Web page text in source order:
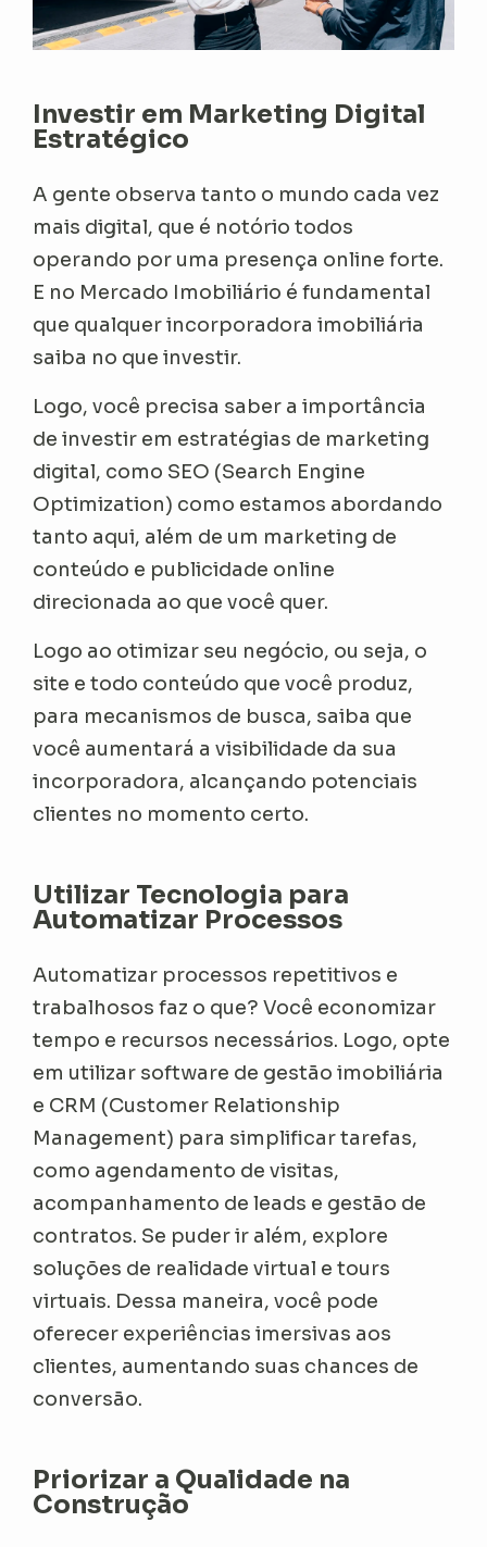
Investir em Marketing Digital
Estratégico
A gente observa tanto o mundo cada vez
mais digital, que é notório todos
operando por uma presença online forte.
E no Mercado Imobiliário é fundamental
que qualquer incorporadora imobiliária
saiba no que investir.
Logo, você precisa saber a importância
de investir em estratégias de marketing
digital, como SEO (Search Engine
Optimization) como estamos abordando
tanto aqui, além de um marketing de
conteúdo e publicidade online
direcionada ao que você quer.
Logo ao otimizar seu negócio, ou seja, o
site e todo conteúdo que você produz,
para mecanismos de busca, saiba que
você aumentará a visibilidade da sua
incorporadora, alcançando potenciais
clientes no momento certo.
Utilizar Tecnologia para
Automatizar Processos
Automatizar processos repetitivos e
trabalhosos faz o que? Você economizar
tempo e recursos necessários. Logo, opte
em utilizar software de gestão imobiliária
e CRM (Customer Relationship
Management) para simplificar tarefas,
como agendamento de visitas,
acompanhamento de leads e gestão de
contratos. Se puder ir além, explore
soluções de realidade virtual e tours
virtuais. Dessa maneira, você pode
oferecer experiências imersivas aos
clientes, aumentando suas chances de
conversão.
Priorizar a Qualidade na
Construção